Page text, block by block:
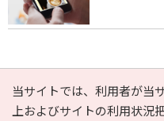
当サイトでは、利用者が当
上およびサイトの利用状況